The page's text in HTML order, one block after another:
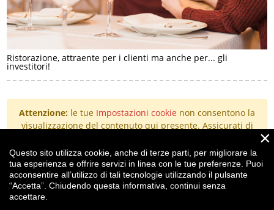
Ristorazione, attraente per i clienti ma anche per... gli
investitori!
Attenzione: le tue Impostazioni cookie non consentono la
visualizzazione del contenuto qui presente. Assicurati di
dell'esperienza".
t.+39 0523 364107
×
Questo sito utilizza cookie, anche di terze parti, per migliorare la
tua esperienza e offrire servizi in linea con le tue preferenze. Puoi
acconsentire all’utilizzo di tali tecnologie utilizzando il pulsante
“Accetta”. Chiudendo questa informativa, continui senza
accettare.